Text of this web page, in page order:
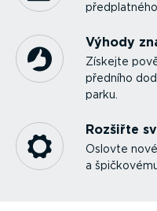
Výhody
Získejte
předního
parku.
Rozšiřte
Oslovte
a